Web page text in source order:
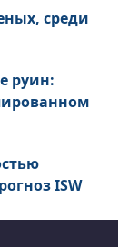
среди
руин:
ISW